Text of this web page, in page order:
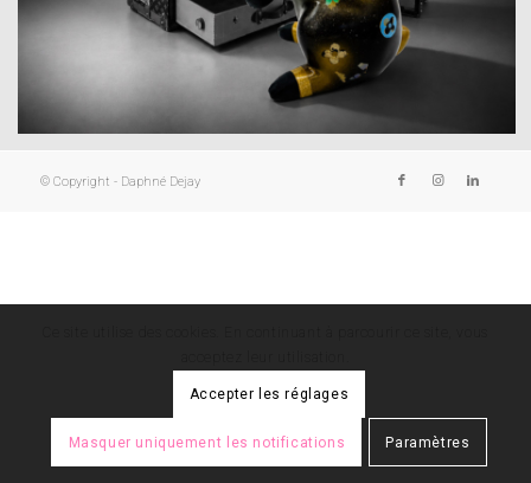
© Copyright - Daphné Dejay
Accepter les réglages
Masquer uniquement les notifications Paramètres